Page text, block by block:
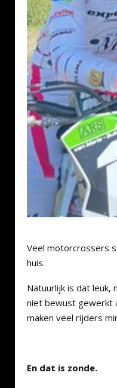
Veel motorcrossers
huis.
Natuurlijk is dat leuk,
niet bewust gewerkt
maken veel rijders
En dat is zonde.